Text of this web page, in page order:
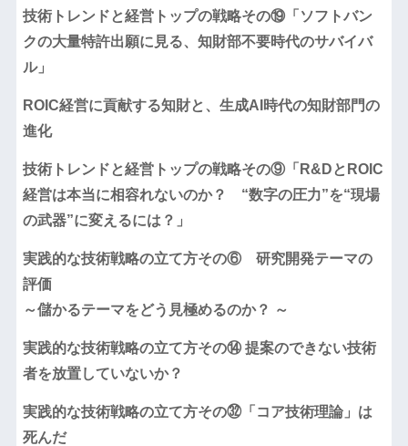
技術トレンドと経営トップの戦略その⑲「ソフトバン
クの大量特許出願に見る、知財部不要時代のサバイバ
ル」
ROIC経営に貢献する知財と、生成AI時代の知財部門の
進化
技術トレンドと経営トップの戦略その⑨「R&DとROIC
経営は本当に相容れないのか？ “数字の圧力”を“現場
の武器”に変えるには？」
実践的な技術戦略の立て方その⑥ 研究開発テーマの
評価
～儲かるテーマをどう見極めるのか？ ～
実践的な技術戦略の立て方その⑭ 提案のできない技術
者を放置していないか？
実践的な技術戦略の立て方その㉜「コア技術理論」は
死んだ